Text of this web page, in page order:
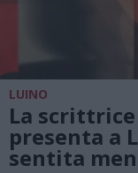
LUINO
La
presenta a
sentita